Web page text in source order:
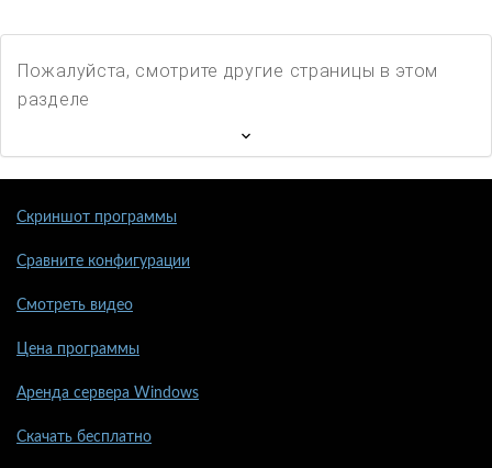
Пожалуйста, смотрите другие страницы в этом
разделе
Скриншот программы
Сравните конфигурации
Смотреть видео
Цена программы
Аренда сервера Windows
Скачать бесплатно